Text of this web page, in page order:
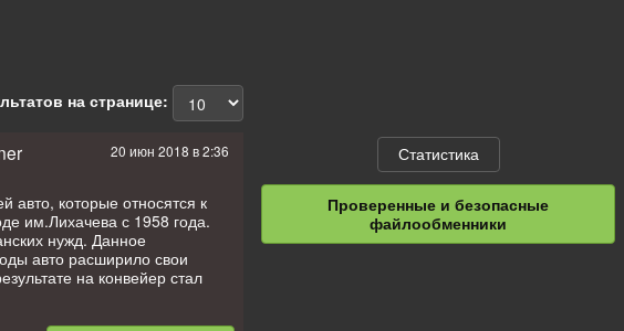
на странице:
20 июн 2018 в 2:36
авто, которые относятся к
им.Лихачева с 1958 года.
нужд. Данное
авто расширило свои
на конвейер стал
Статистика
Проверенные и безопасные
файлообменники